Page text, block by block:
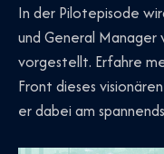
In der Pilotepisode
und General
vorgestellt. Erfahre
Front dieses
er dabei am